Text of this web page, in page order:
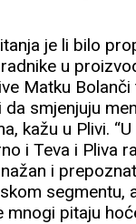
je li bilo
u
Matku
da smjenjuju
kažu u Plivi.
i Teva i Pliva
i
segmentu,
mnogi pitaju